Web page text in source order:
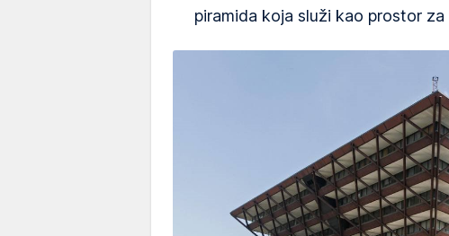
piramida koja služi kao prostor za